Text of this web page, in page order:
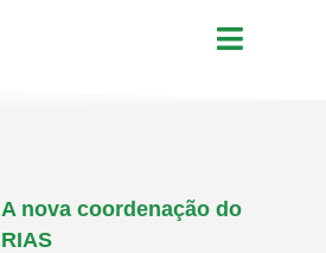
A nova coordenação do
RIAS